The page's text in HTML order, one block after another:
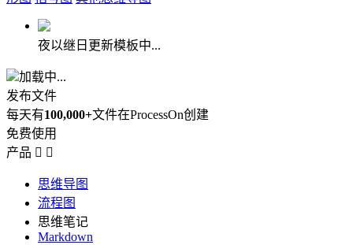
夜以继日更新模板中...
加载中...
发布文件
每天有100,000+文件在ProcessOn创建
免费使用
产品  
思维导图
流程图
思维笔记
Markdown